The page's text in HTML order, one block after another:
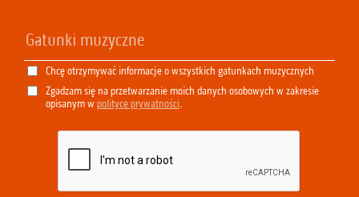
Chcę otrzymywać informacje o wszystkich gatunkach muzycznych
Zgadzam się na przetwarzanie moich danych osobowych w zakresie
opisanym w polityce prywatności.